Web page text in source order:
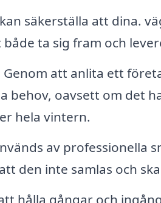
säkerställa att dina.
ta sig fram och
Genom att anlita ett
behov, oavsett om det
hela vintern.
av professionella
den inte samlas och
hålla gångar och